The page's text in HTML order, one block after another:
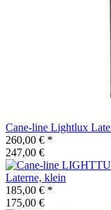
Cane-line Lightlux
260,00 € *
247,00 €
Laterne, klein
185,00 € *
175,00 €